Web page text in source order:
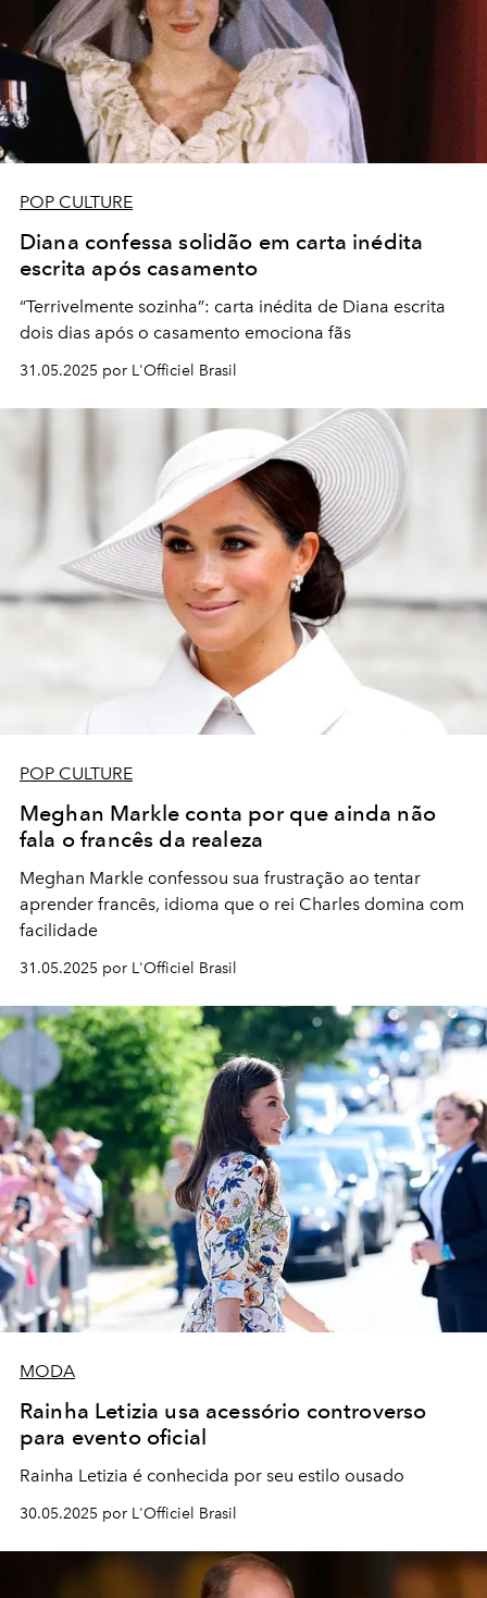
POP CULTURE
Diana confessa solidão em carta inédita
escrita após casamento
“Terrivelmente sozinha”: carta inédita de Diana escrita
dois dias após o casamento emociona fãs
31.05.2025 por L'Officiel Brasil
POP CULTURE
Meghan Markle conta por que ainda não
fala o francês da realeza
Meghan Markle confessou sua frustração ao tentar
aprender francês, idioma que o rei Charles domina com
facilidade
31.05.2025 por L'Officiel Brasil
MODA
Rainha Letizia usa acessório controverso
para evento oficial
Rainha Letizia é conhecida por seu estilo ousado
30.05.2025 por L'Officiel Brasil